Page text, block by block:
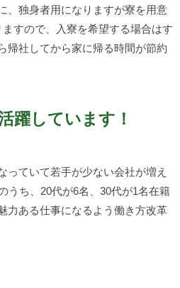
、独身者用になりますが寮を用意
すので、入寮を希望する場合はす
帰社してから家に帰る時間が節約
躍しています！
っていて若手が少ない会社が増え
うち、20代が6名、30代が1名在籍
力ある仕事になるよう働き方改革